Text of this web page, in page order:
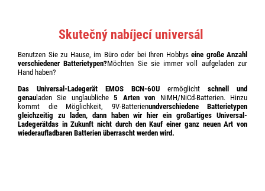
Skutečný nabíjecí universál
Benutzen Sie zu Hause, im Büro oder bei Ihren Hobbys eine große Anzahl
verschiedener Batterietypen?Möchten Sie sie immer voll aufgeladen zur
Hand haben?
Das Universal-Ladegerät EMOS BCN-60U ermöglicht schnell und
genau laden Sie unglaubliche5 Arten von NiMH/NiCd-Batterien. Hinzu
kommt die Möglichkeit, 9V-Batterienundverschiedene Batterietypen
gleichzeitig zu laden, dann haben wir hier eingroßartiges Universal-
Ladegerätdas in Zukunft nicht durch den Kauf einer ganz neuen Art von
wiederaufladbaren Batterien überrascht werden wird.